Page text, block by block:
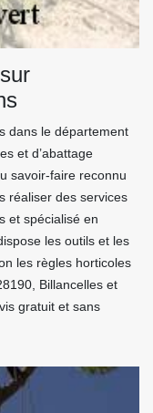
dans le département
et d’abattage
savoir-faire reconnu
réaliser des services
et spécialisé en
les outils et les
les règles horticoles
Billancelles et
gratuit et sans